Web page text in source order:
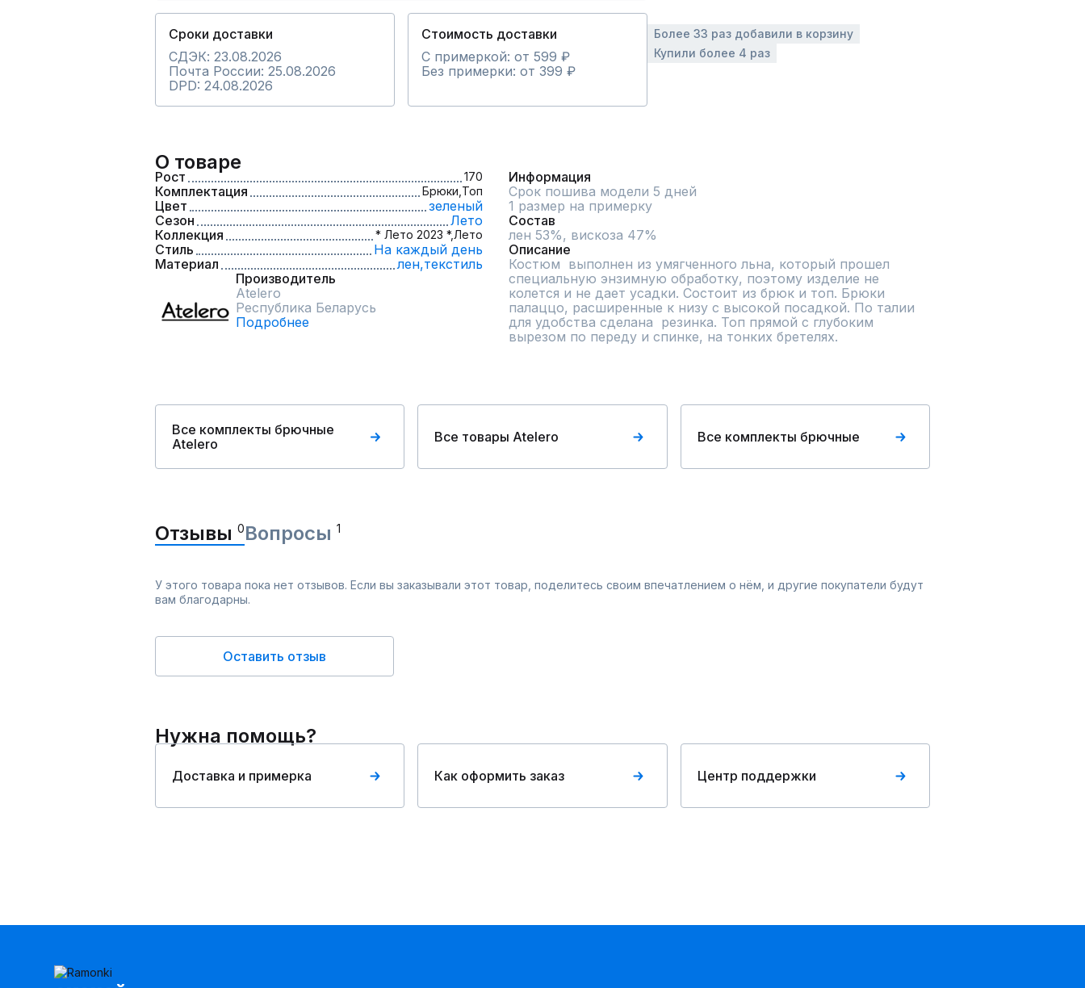
Сроки доставки
СДЭК: 23.08.2026
Почта России: 25.08.2026
DPD: 24.08.2026
Стоимость доставки
С примеркой: от 599 ₽
Без примерки: от 399 ₽
Более 33 раз добавили в корзину
Купили более 4 раз
О товаре
Рост 170
Комплектация Брюки, Топ
Цвет
зеленый
Сезон
Лето
Коллекция
* Лето 2023 *,Лето
Стиль
На каждый день
Материал
лен,текстиль
Производитель
Atelero
Республика Беларусь
Подробнее
Информация
Срок пошива модели 5 дней
1 размер на примерку
Состав
лен 53%, вискоза 47%
Описание
Костюм  выполнен из умягченного льна, который прошел
специальную энзимную обработку, поэтому изделие не
колется и не дает усадки. Состоит из брюк и топ. Брюки
палаццо, расширенные к низу с высокой посадкой. По талии
для удобства сделана  резинка. Топ прямой с глубоким
вырезом по переду и спинке, на тонких бретелях.
Все комплекты брючные
Atelero
Все товары Atelero Все комплекты брючные
Отзывы 0Вопросы 1
У этого товара пока нет отзывов. Если вы заказывали этот товар, поделитесь своим впечатлением о нём, и другие покупатели будут
вам благодарны.
Оставить отзыв
Нужна помощь?
Доставка и примерка Как оформить заказ Центр поддержки